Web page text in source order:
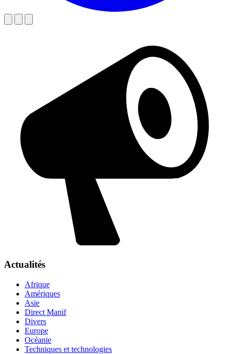
Actualités
Afrique
Amériques
Asie
Direct Manif
Divers
Europe
Océanie
Techniques et technologies